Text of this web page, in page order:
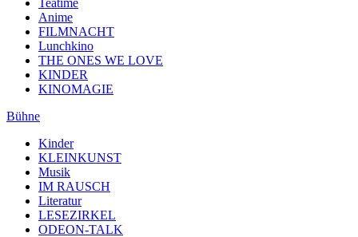
Teatime
Anime
FILMNACHT
Lunchkino
THE ONES WE LOVE
KINDER
KINOMAGIE
Bühne
Kinder
KLEINKUNST
Musik
IM RAUSCH
Literatur
LESEZIRKEL
ODEON-TALK